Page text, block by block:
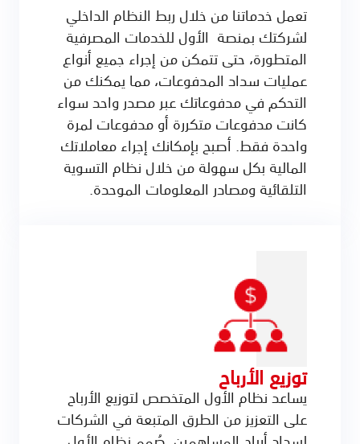
تعمل خدماتنا من خلال ربط النظام الداخلي
لشركتك بمنصة الأول للخدمات المصرفية
المتطورة، حتى تتمكن من إجراء جميع أنواع
عمليات سداد المدفوعات، مما يمكنك من
التحكم في مدفوعاتك عبر مصدر واحد سواء
كانت مدفوعات متكررة أو مدفوعات لمرة
واحدة فقط. أصبح بإمكانك إجراء معاملاتك
المالية بكل سهولة من خلال نظام التسوية
التلقائية ومصادر المعلومات الموحدة.
توزيع الأرباح
يساعد نظام الأول المتخصص لتوزيع الأرباح
على التعزيز من الطرق المتبعة في الشركات